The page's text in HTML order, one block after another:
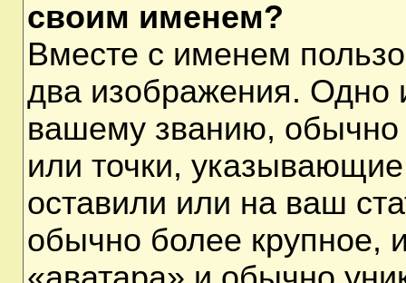
своим именем?
Вместе с именем
два изображения. Одно
вашему званию, обычно
или точки,
оставили или на ваш
обычно более крупное,